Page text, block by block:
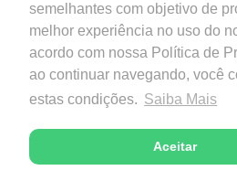
semelhantes com objetivo de
melhor experiência no uso do
acordo com nossa Política de
ao continuar navegando, você
estas condições. Saiba Mais
Aceitar
Copyright © 2026 -
Desenvolvido com